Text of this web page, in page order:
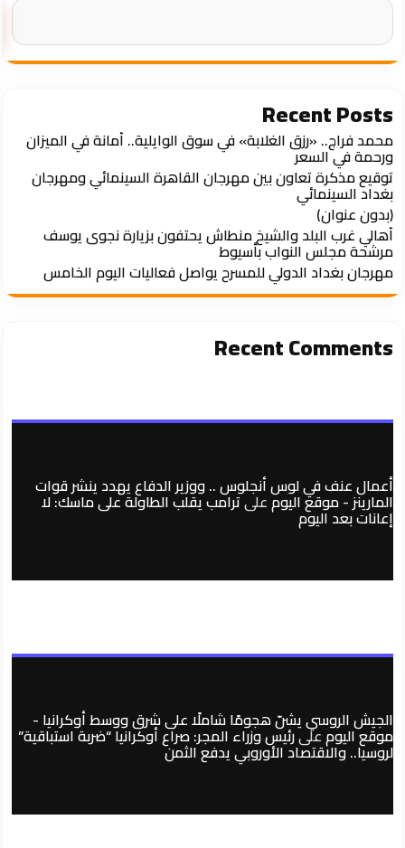
Recent Posts
محمد فراج.. «رزق الغلابة» في سوق الوايلية.. أمانة في الميزان
ورحمة في السعر
توقيع مذكرة تعاون بين مهرجان القاهرة السينمائي ومهرجان
بغداد السينمائي
(بدون عنوان)
أهالي غرب البلد والشيخ منطاش يحتفون بزيارة نجوى يوسف
مرشحة مجلس النواب بأسيوط
مهرجان بغداد الدولي للمسرح يواصل فعاليات اليوم الخامس
Recent Comments
أعمال عنف في لوس أنجلوس .. ووزير الدفاع يهدد ينشر قوات
المارينز - موقع اليومعلىترامب يقلب الطاولة على ماسك: لا
إعانات بعد اليوم
الجيش الروسي يشنّ هجومًا شاملًا على شرق ووسط أوكرانيا -
موقع اليومعلىرئيس وزراء المجر: صراع أوكرانيا “ضربة استباقية”
لروسيا.. والاقتصاد الأوروبي يدفع الثمن